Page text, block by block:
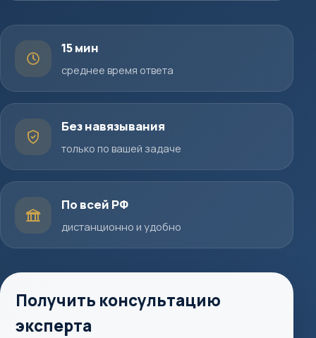
15 мин
среднее время ответа
Без навязывания
только по вашей задаче
По всей РФ
дистанционно и удобно
Получить консультацию
эксперта